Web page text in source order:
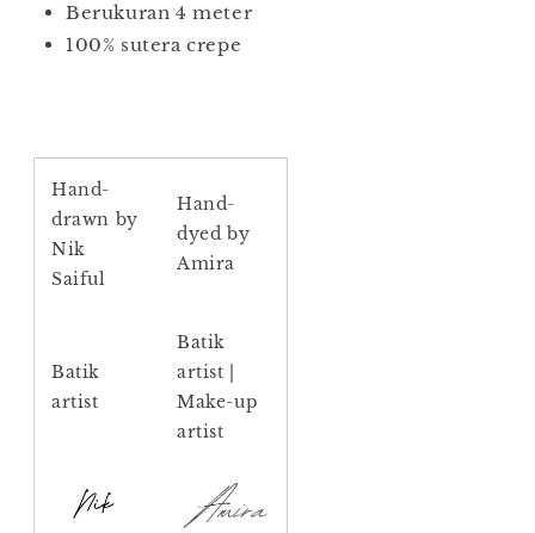
Berukuran 4 meter
100% sutera crepe
Hand-
drawn by
Nik
Saiful
Hand-
dyed by
Amira
Batik
artist
Batik
artist |
Make-up
artist